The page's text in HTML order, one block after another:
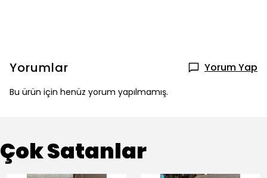
Yorumlar Yorum Yap
Bu ürün için henüz yorum yapılmamış.
Çok Satanlar